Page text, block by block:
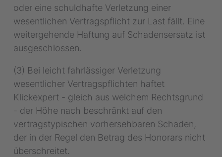
oder eine schuldhafte Verletzung einer
wesentlichen Vertragspflicht zur Last fällt. Eine
weitergehende Haftung auf Schadensersatz ist
ausgeschlossen.
(3) Bei leicht fahrlässiger Verletzung
wesentlicher Vertragspflichten haftet
Klickexpert - gleich aus welchem Rechtsgrund
- der Höhe nach beschränkt auf den
vertragstypischen vorhersehbaren Schaden,
der in der Regel den Betrag des Honorars nicht
überschreitet.